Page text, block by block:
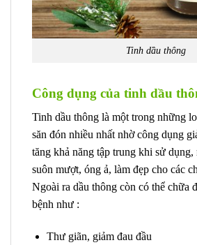
Tinh dầu thông
Công dụng của tinh dầu
Tinh dầu thông là một trong những
săn đón nhiều nhất nhờ công dụng
tăng khả năng tập trung khi sử
suôn mượt, óng ả, làm đẹp cho các
Ngoài ra dầu thông còn có thể chữa
bệnh như :
Thư giãn, giảm đau đầu